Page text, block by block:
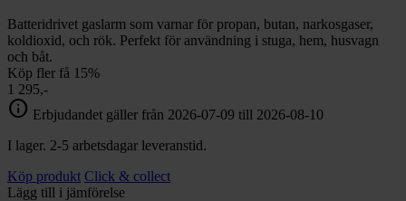
Batteridrivet gaslarm som varnar för propan, butan, narkosgaser,
koldioxid, och rök. Perfekt för användning i stuga, hem, husvagn
och båt.
Köp fler få 15%
1 295,-
info Erbjudandet gäller från 2026-07-09 till 2026-08-10
I lager. 2-5 arbetsdagar leveranstid.
Köp produkt Click & collect
Lägg till i jämförelse